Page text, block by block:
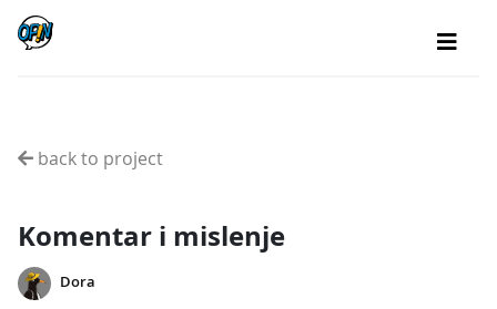
back to project
Komentar i mislenje
Dora